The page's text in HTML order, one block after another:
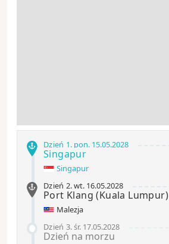
Dzień 1. pon. 15.05.2028
Singapur
Singapur
Dzień 2.wt. 16.05.2028
Port Klang(Kuala Lumpur)
Malezja
Dzień 3.śr. 17.05.2028
Dzień na morzu